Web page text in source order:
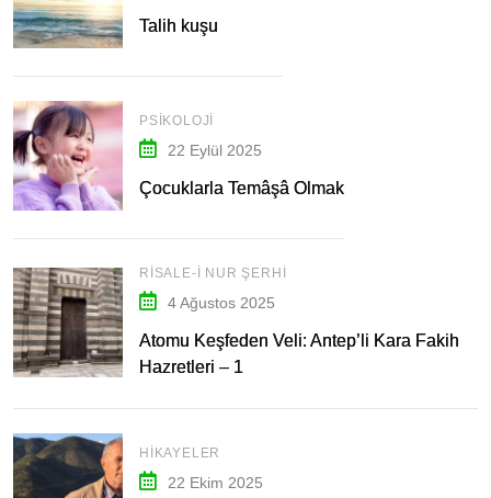
Talih kuşu
PSIKOLOJI
22 Eylül 2025
Çocuklarla Temâşâ Olmak
RISALE-I NUR ŞERHI
4 Ağustos 2025
Atomu Keşfeden Veli: Antep’li Kara Fakih
Hazretleri – 1
HIKAYELER
22 Ekim 2025